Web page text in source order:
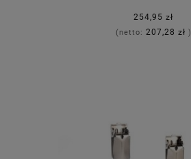
254,95 zł
(netto: 207,28 zł )